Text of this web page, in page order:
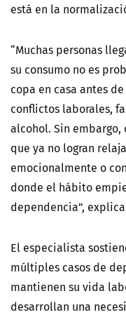
está en la
“Muchas personas
su consumo no es
copa en casa antes
conflictos laborales,
alcohol. Sin
que ya no logran
emocionalmente o
donde el hábito
dependencia”,
El especialista
múltiples casos de
mantienen su vida
desarrollan una